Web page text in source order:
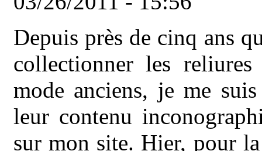
Depuis près de cinq ans
collectionner les reliures
mode anciens, je me
leur contenu
sur mon site. Hier, pour